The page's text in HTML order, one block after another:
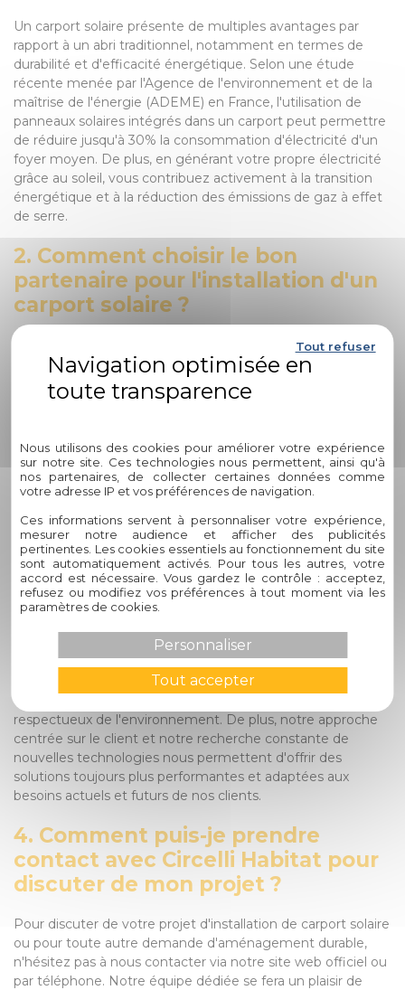
Un carport solaire présente de multiples avantages par
rapport à un abri traditionnel, notamment en termes de
durabilité et d'efficacité énergétique. Selon une étude
récente menée par l'Agence de l'environnement et de la
maîtrise de l'énergie (ADEME) en France, l'utilisation de
panneaux solaires intégrés dans un carport peut permettre
de réduire jusqu'à 30% la consommation d'électricité d'un
foyer moyen. De plus, en générant votre propre électricité
grâce au soleil, vous contribuez activement à la transition
énergétique et à la réduction des émissions de gaz à effet
de serre.
2. Comment choisir le bon
partenaire pour l'installation d'un
carport solaire ?
Lorsque vous envisagez l'installation d'un carport solaire, il
est essentiel de choisir un partenaire fiable, expérimenté et
engagé dans l'aménagement durable. Circelli Habitat se
distingue par son expertise éprouvée, sa démarche
client. Avec une longue expérience dans le domaine de
l'aménagement durable, Circelli Habitat est le partenaire
idéal pour concrétiser vos projets d'habitat écologique et
moderne.
3. Comment Circelli Habitat
s'engage-t-il pour la durabilité et
l'innovation ?
et l'innovation se reflète dans chaque projet que nous
entreprenons. En intégrant des solutions éco-responsables
telles que les carports solaires dans nos offres, nous
contribuons activement à la promotion d'un mode de vie
respectueux de l'environnement. De plus, notre approche
centrée sur le client et notre recherche constante de
nouvelles technologies nous permettent d'offrir des
solutions toujours plus performantes et adaptées aux
besoins actuels et futurs de nos clients.
4. Comment puis-je prendre
contact avec Circelli Habitat pour
discuter de mon projet ?
Pour discuter de votre projet d'installation de carport solaire
ou pour toute autre demande d'aménagement durable,
n'hésitez pas à nous contacter via notre site web officiel ou
par téléphone. Notre équipe dédiée se fera un plaisir de
Nous utilisons des cookies pour améliorer votre expérience
sur notre site. Ces technologies nous permettent, ainsi qu'à
nos partenaires, de collecter certaines données comme
votre adresse IP et vos préférences de navigation.
Ces informations servent à personnaliser votre expérience,
mesurer notre audience et afficher des publicités
pertinentes. Les cookies essentiels au fonctionnement du site
sont automatiquement activés. Pour tous les autres, votre
accord est nécessaire. Vous gardez le contrôle : acceptez,
refusez ou modifiez vos préférences à tout moment via les
paramètres de cookies.
Tout accepter
Tout refuser
Personnaliser